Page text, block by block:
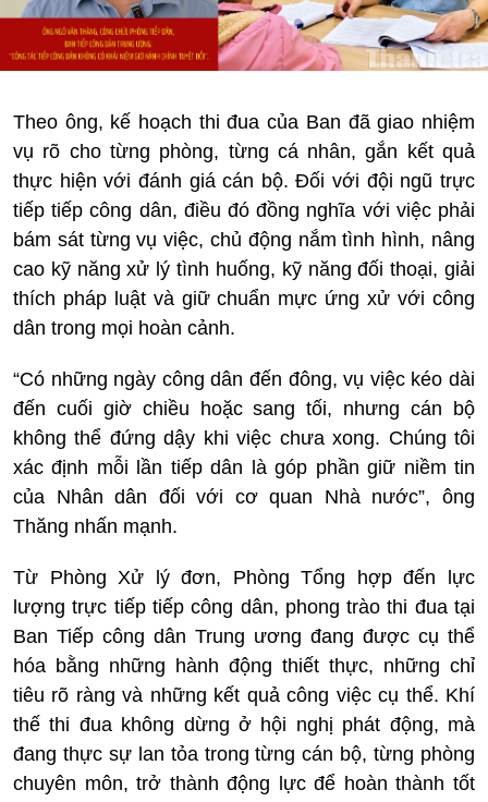
Theo ông, kế hoạch thi đua của Ban đã giao nhiệm
vụ rõ cho từng phòng, từng cá nhân, gắn kết quả
thực hiện với đánh giá cán bộ. Đối với đội ngũ trực
tiếp tiếp công dân, điều đó đồng nghĩa với việc phải
bám sát từng vụ việc, chủ động nắm tình hình, nâng
cao kỹ năng xử lý tình huống, kỹ năng đối thoại, giải
thích pháp luật và giữ chuẩn mực ứng xử với công
dân trong mọi hoàn cảnh.
“Có những ngày công dân đến đông, vụ việc kéo dài
đến cuối giờ chiều hoặc sang tối, nhưng cán bộ
không thể đứng dậy khi việc chưa xong. Chúng tôi
xác định mỗi lần tiếp dân là góp phần giữ niềm tin
của Nhân dân đối với cơ quan Nhà nước”, ông
Thăng nhấn mạnh.
Từ Phòng Xử lý đơn, Phòng Tổng hợp đến lực
lượng trực tiếp tiếp công dân, phong trào thi đua tại
Ban Tiếp công dân Trung ương đang được cụ thể
hóa bằng những hành động thiết thực, những chỉ
tiêu rõ ràng và những kết quả công việc cụ thể. Khí
thế thi đua không dừng ở hội nghị phát động, mà
đang thực sự lan tỏa trong từng cán bộ, từng phòng
chuyên môn, trở thành động lực để hoàn thành tốt